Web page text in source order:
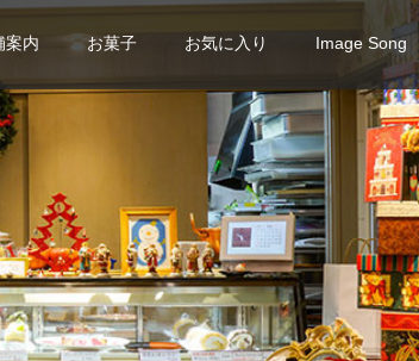
案内 お菓子 お気に入り Image Song